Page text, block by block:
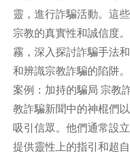
靈，進行詐騙活動。這
宗教的真實性和誠信度
霧，深入探討詐騙手法
和辨識宗教詐騙的陷阱
案例：加持的騙局 宗教
教詐騙新聞中的神棍們
吸引信眾。他們通常設
提供靈性上的指引和超